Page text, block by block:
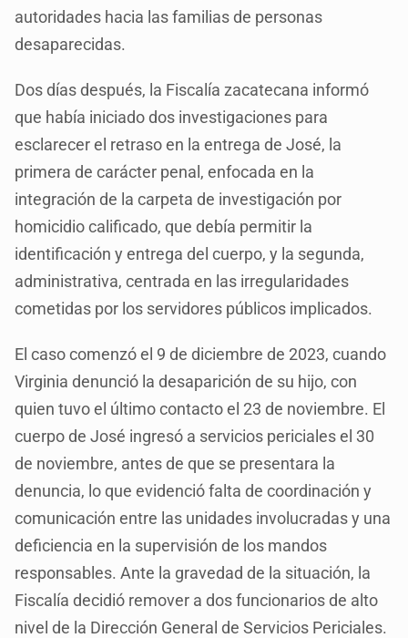
autoridades hacia las familias de personas
desaparecidas.
Dos días después, la Fiscalía zacatecana informó
que había iniciado dos investigaciones para
esclarecer el retraso en la entrega de José, la
primera de carácter penal, enfocada en la
integración de la carpeta de investigación por
homicidio calificado, que debía permitir la
identificación y entrega del cuerpo, y la segunda,
administrativa, centrada en las irregularidades
cometidas por los servidores públicos implicados.
El caso comenzó el 9 de diciembre de 2023, cuando
Virginia denunció la desaparición de su hijo, con
quien tuvo el último contacto el 23 de noviembre. El
cuerpo de José ingresó a servicios periciales el 30
de noviembre, antes de que se presentara la
denuncia, lo que evidenció falta de coordinación y
comunicación entre las unidades involucradas y una
deficiencia en la supervisión de los mandos
responsables. Ante la gravedad de la situación, la
Fiscalía decidió remover a dos funcionarios de alto
nivel de la Dirección General de Servicios Periciales.